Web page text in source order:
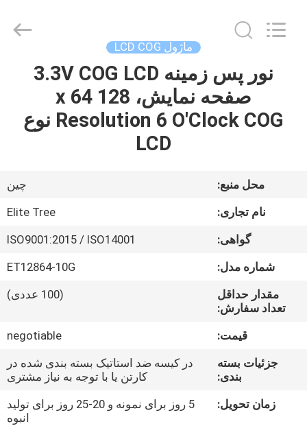
خانه
محصولات
دربارهی
کارخانه
تور
کنترل
Technology.
ماژول LCD COG
نور پس زمینه 3.3V COG LCD
صفحه نمایش، 128 x 64
Resolution 6 O'Clock COG نوع
LCD
محل منبع:
چین
نام تجاری:
Elite Tree
گواهی:
ISO9001:2015 / ISO14001
شماره مدل:
ET12864-10G
مقدار حداقل
تعداد سفارش:
(100 عددی)
قیمت:
negotiable
جزئیات بسته
بندی:
در کیسه ضد استاتیک بسته بندی شده در
کارتن یا با توجه به نیاز مشتری
زمان تحویل:
5 روز برای نمونه و 20-25 روز برای تولید
انبوه